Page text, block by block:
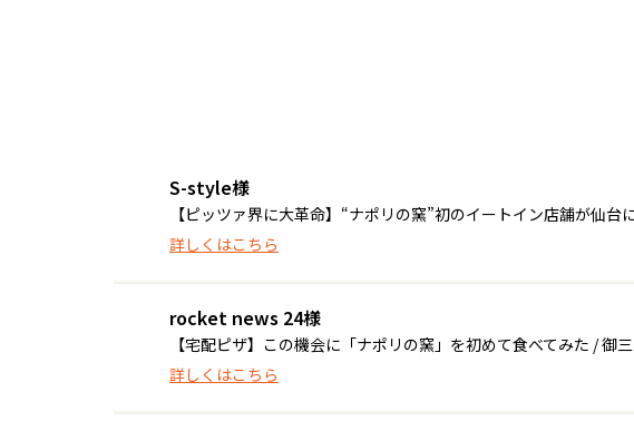
S-style様
【ピッツァ界に大革命】“ナポリの窯”初のイートイン店舗が仙台
詳しくはこちら
rocket news 24様
【宅配ピザ】この機会に「ナポリの窯」を初めて食べてみた / 御
詳しくはこちら